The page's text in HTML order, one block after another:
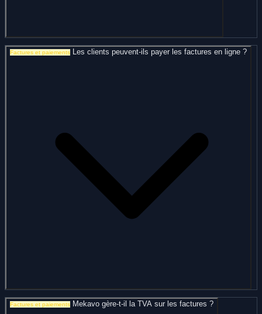
Factures et paiements Les clients peuvent-ils payer les factures en ligne ?
Factures et paiements Mekavo gère-t-il la TVA sur les factures ?